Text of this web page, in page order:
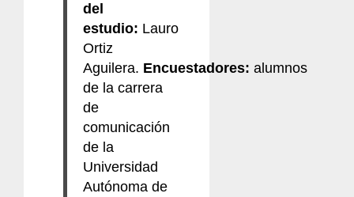
del
estudio: Lauro
Ortiz
Aguilera. Encuestadores: alumnos
de la carrera
de
comunicación
de la
Universidad
Autónoma de